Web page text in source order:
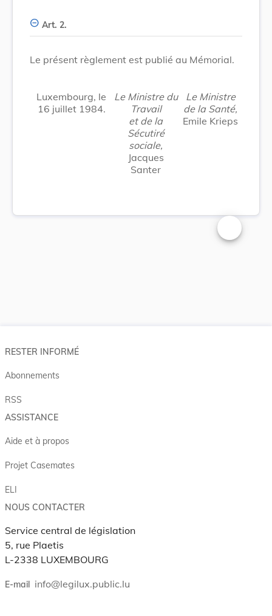
Art. 2.
Le présent règlement est publié au Mémorial.
Luxembourg, le
16 juillet 1984.
Le Ministre du
Travail
et de la
Sécutiré
sociale,
Jacques
Santer
Le Ministre
de la Santé,
Emile Krieps
Changer la
RESTER INFORMÉ
Abonnements
RSS
ASSISTANCE
Aide et à propos
Projet Casemates
ELI
NOUS CONTACTER
Service central de législation
5, rue Plaetis
L-2338 LUXEMBOURG
E-mail info@legilux.public.lu